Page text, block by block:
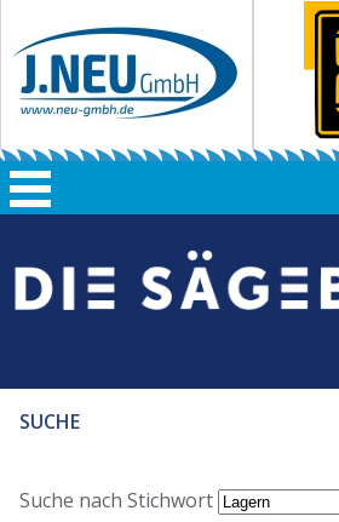
SUCHE
Suche nach Stichwort